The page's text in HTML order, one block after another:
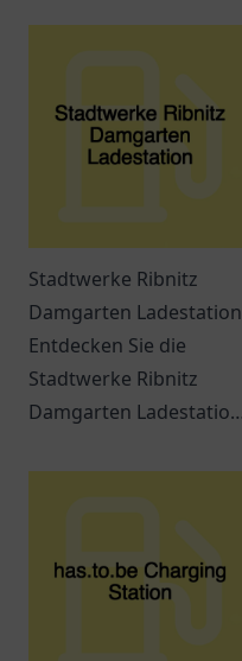
Stadtwerke Ribnitz
Damgarten Ladestation
Entdecken Sie die
Stadtwerke Ribnitz
Damgarten Ladestation
benutzerfreundliche
Ribnitz-Damgarten.